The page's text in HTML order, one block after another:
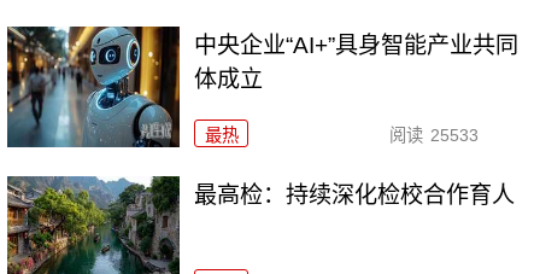
中央企业“AI+”具身智能产业共同
体成立
最热 阅读 25533
最高检：持续深化检校合作育人